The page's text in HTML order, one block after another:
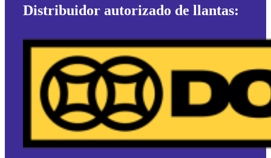
Distribuidor autorizado de llantas: